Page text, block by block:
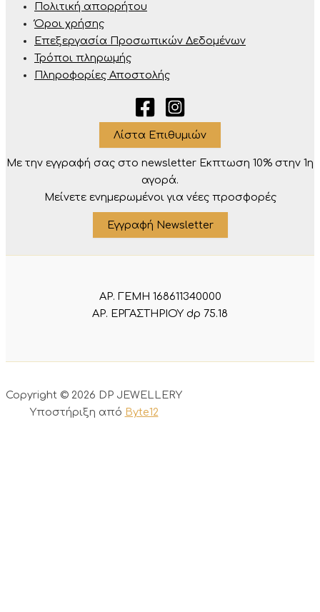
Πολιτική απορρήτου
Όροι χρήσης
Επεξεργασία Προσωπικών Δεδομένων
Τρόποι πληρωμής
Πληροφορίες Αποστολής
Λίστα Επιθυμιών
Με την εγγραφή σας στο newsletter Eκπτωση 10% στην 1η
αγορά.
Μείνετε ενημερωμένοι για νέες προσφορές
Εγγραφή Newsletter
ΑΡ. ΓΕΜΗ 168611340000
ΑΡ. ΕΡΓΑΣΤΗΡΙΟΥ dp 75.18
Copyright © 2026 DP JEWELLERY
Υποστήριξη από Byte12